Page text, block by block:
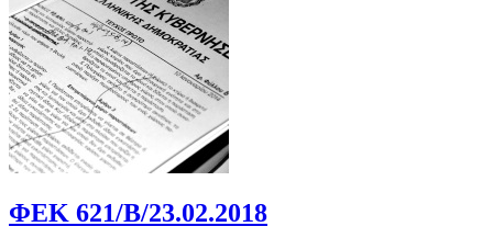
ΦΕΚ 621/Β/23.02.2018